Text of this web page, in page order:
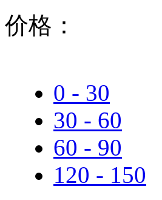
价格：
0 - 30
30 - 60
60 - 90
120 - 150